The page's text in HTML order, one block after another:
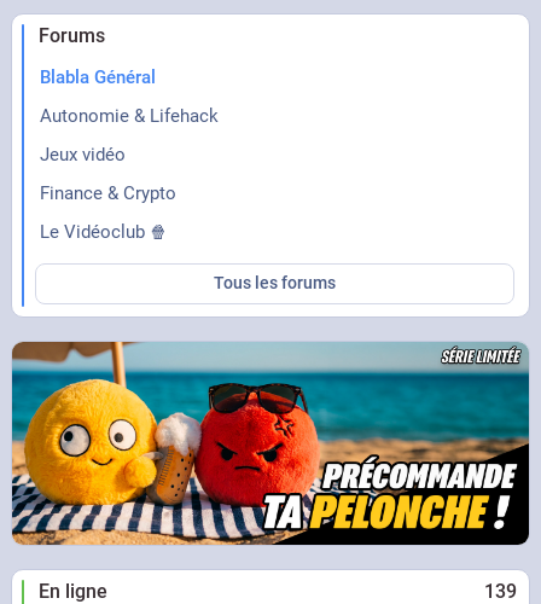
Forums
Blabla Général
Autonomie & Lifehack
Jeux vidéo
Finance & Crypto
Le Vidéoclub 🍿
Tous les forums
En ligne 139